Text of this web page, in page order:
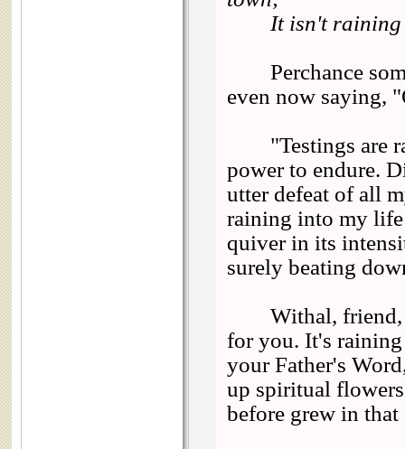
It isn't raining
Perchance
even now saying,
"Testings are
power to endure.
utter defeat of all
raining into my
quiver in its
surely beating
Withal, friend,
for you. It's
your Father's
up spiritual
before grew in